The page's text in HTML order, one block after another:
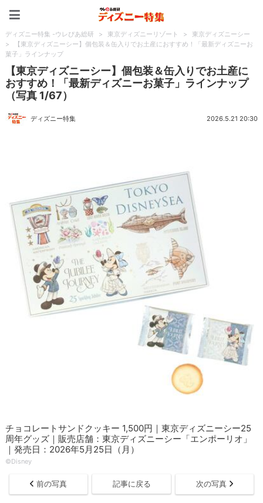
ディズニー特集 -ウレぴあ総研 > 東京ディズニーリゾート >
東京ディズニーシー
>
【東京ディズニーシー】個包装＆缶入りでお土産におすすめ！「最新ディズニーお
菓子」ラインナップ
【東京ディズニーシー】個包装＆缶入りでお土産に
おすすめ！「最新ディズニーお菓子」ラインナップ
（写真 1/67）
ディズニー特集 2026.5.21 20:30
チョコレートサンドクッキー 1,500円｜東京ディズニーシー25
周年グッズ｜販売店舗：東京ディズニーシー「エンポーリオ」
｜発売日：2026年5月25日（月）
©Disney
前の写真 記事に戻る 次の写真